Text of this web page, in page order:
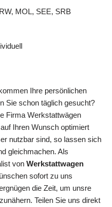
MOL, SEE, SRB
Ihre persönlichen
Sie schon täglich gesucht?
Firma Werkstattwägen
Ihren Wunsch optimiert
nutzbar sind, so lassen sich
gleichmachen. Als
von Werkstattwagen
sofort zu uns
die Zeit, um unsre
Teilen Sie uns direkt